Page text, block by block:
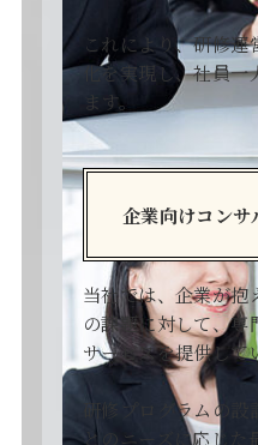
これにより、研修
化を実現し、社員一
ます。
企業向けコンサ
当社では、企業が
の課題に対して、専
サービスを提供して
研修プログラムの
とのニーズに応じた